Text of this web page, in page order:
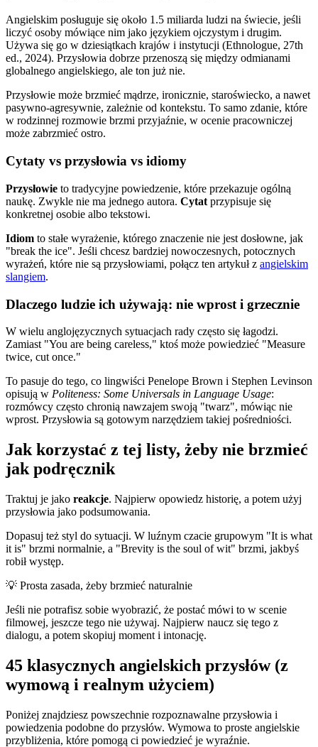
Angielskim posługuje się około 1.5 miliarda ludzi na świecie, jeśli
liczyć osoby mówiące nim jako językiem ojczystym i drugim.
Używa się go w dziesiątkach krajów i instytucji (Ethnologue, 27th
ed., 2024). Przysłowia dobrze przenoszą się między odmianami
globalnego angielskiego, ale ton już nie.
Przysłowie może brzmieć mądrze, ironicznie, staroświecko, a nawet
pasywno-agresywnie, zależnie od kontekstu. To samo zdanie, które
w rodzinnej rozmowie brzmi przyjaźnie, w ocenie pracowniczej
może zabrzmieć ostro.
Cytaty vs przysłowia vs idiomy
Przysłowie to tradycyjne powiedzenie, które przekazuje ogólną
naukę. Zwykle nie ma jednego autora. Cytat przypisuje się
konkretnej osobie albo tekstowi.
Idiom to stałe wyrażenie, którego znaczenie nie jest dosłowne, jak
"break the ice". Jeśli chcesz bardziej nowoczesnych, potocznych
wyrażeń, które nie są przysłowiami, połącz ten artykuł z angielskim
slangiem.
Dlaczego ludzie ich używają: nie wprost i grzecznie
W wielu anglojęzycznych sytuacjach rady często się łagodzi.
Zamiast "You are being careless," ktoś może powiedzieć "Measure
twice, cut once."
To pasuje do tego, co lingwiści Penelope Brown i Stephen Levinson
opisują w Politeness: Some Universals in Language Usage:
rozmówcy często chronią nawzajem swoją "twarz", mówiąc nie
wprost. Przysłowia są gotowym narzędziem takiej pośredniości.
Jak korzystać z tej listy, żeby nie brzmieć
jak podręcznik
Traktuj je jako reakcje. Najpierw opowiedz historię, a potem użyj
przysłowia jako podsumowania.
Dopasuj też styl do sytuacji. W luźnym czacie grupowym "It is what
it is" brzmi normalnie, a "Brevity is the soul of wit" brzmi, jakbyś
robił występ.
💡 Prosta zasada, żeby brzmieć naturalnie
Jeśli nie potrafisz sobie wyobrazić, że postać mówi to w scenie
filmowej, jeszcze tego nie używaj. Najpierw naucz się tego z
dialogu, a potem skopiuj moment i intonację.
45 klasycznych angielskich przysłów (z
wymową i realnym użyciem)
Poniżej znajdziesz powszechnie rozpoznawalne przysłowia i
powiedzenia podobne do przysłów. Wymowa to proste angielskie
przybliżenia, które pomogą ci powiedzieć je wyraźnie.